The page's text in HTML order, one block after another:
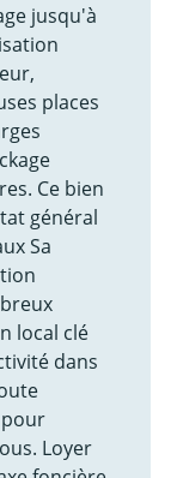
jusqu'à
places
Ce bien
général
Sa
local clé
dans
Loyer